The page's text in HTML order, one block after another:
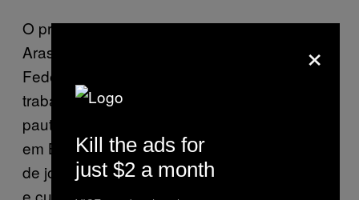
O procurador-geral da República, Augusto
Aras, pediu ao Ministério Público do Distrito
Federal que apure agressões a
trabalhadores de imprensa durante o ato com
pautas antidemocráticas e inconstitucionais
em Brasília, neste domingo (3). O hostilizador
de jornalista Jira Nabolroso participou do ato
e cumprimentou apoiadores que defendiam,
×
Kill the ads for
just $2 a month